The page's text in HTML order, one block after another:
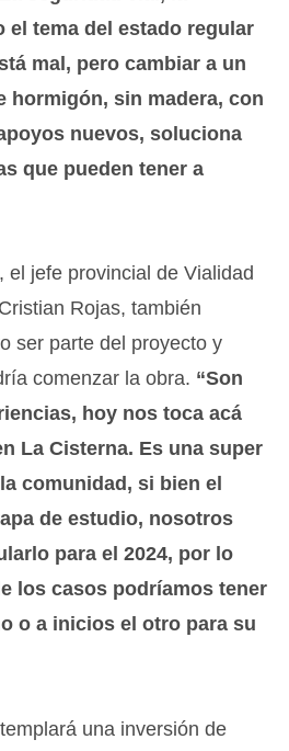
el tema del estado regular
mal, pero cambiar a un
hormigón, sin madera, con
nuevos, soluciona
que pueden tener a
el jefe provincial de Vialidad
Rojas, también
ser parte del proyecto y
comenzar la obra. “Son
hoy nos toca acá
La Cisterna. Es una super
comunidad, si bien el
de estudio, nosotros
para el 2024, por lo
los casos podríamos tener
o a inicios el otro para su
una inversión de